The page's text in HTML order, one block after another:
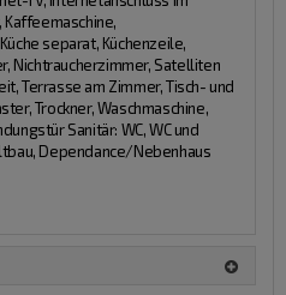
Kaffeemaschine,
separat, Küchenzeile,
Nichtraucherzimmer, Satelliten
Terrasse am Zimmer, Tisch- und
Trockner, Waschmaschine,
Sanitär: WC, WC und
Dependance/Nebenhaus